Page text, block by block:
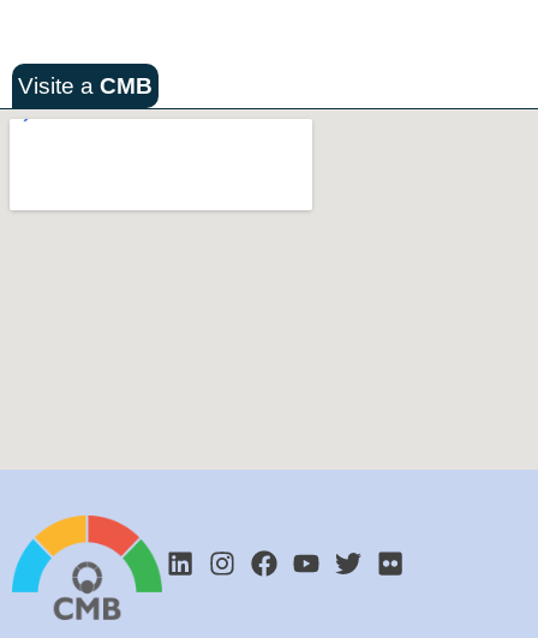
Visite a CMB